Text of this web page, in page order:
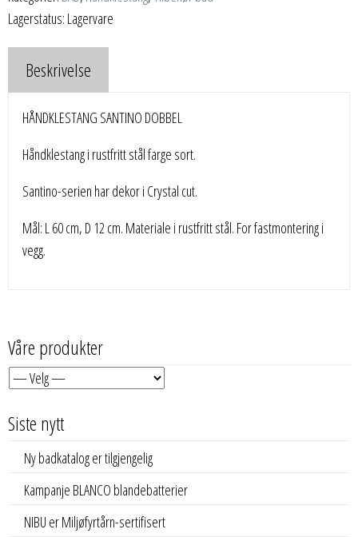
Lagerstatus: Lagervare
Beskrivelse
HÅNDKLESTANG SANTINO DOBBEL
Håndklestang i rustfritt stål farge sort.
Santino-serien har dekor i Crystal cut.
Mål: L 60 cm, D 12 cm. Materiale i rustfritt stål. For fastmontering i
vegg.
Våre produkter
Siste nytt
Ny badkatalog er tilgjengelig
Kampanje BLANCO blandebatterier
NIBU er Miljøfyrtårn-sertifisert